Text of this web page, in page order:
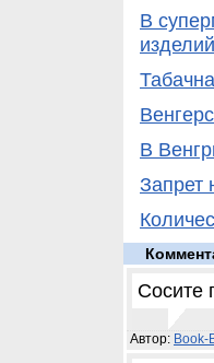
В
изделий
В
Запрет
Сосите
Автор: Book-